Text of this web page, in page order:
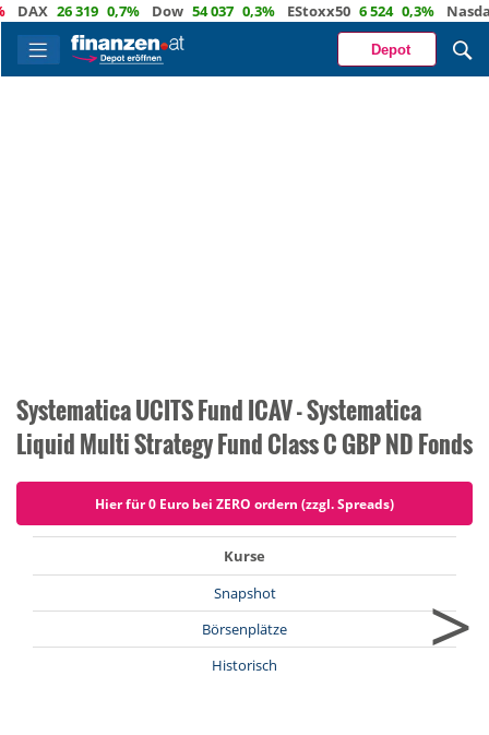
26 319 0,7% Dow 54 037 0,3% EStoxx50 6 524 0,3% Nasdaq 29
Depot
Systematica UCITS Fund ICAV - Systematica
Liquid Multi Strategy Fund Class C GBP ND Fonds
Hier für 0 Euro bei ZERO ordern (zzgl. Spreads)
Kurse
Snapshot
Börsenplätze
Historisch
>